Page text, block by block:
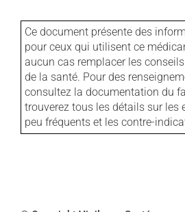
Ce document présente des
pour ceux qui utilisent ce
aucun cas remplacer les
de la santé. Pour des
consultez la documentation du
trouverez tous les détails sur les
peu fréquents et les contre-